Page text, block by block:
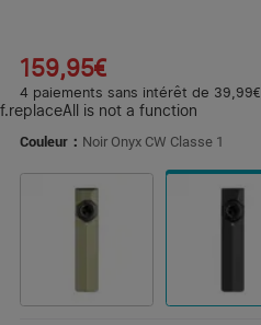
159,95€
4 paiements sans intérêt de 39,99€
f.replaceAll is not a function
Couleur： Noir Onyx CW Classe 1